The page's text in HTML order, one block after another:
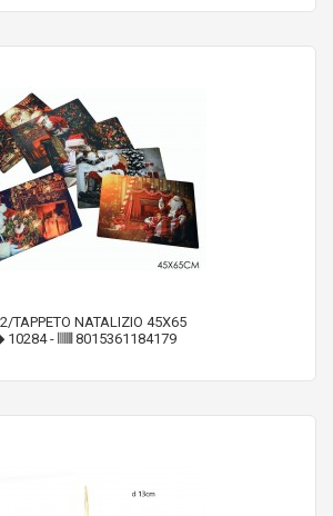
TAPPETO NATALIZIO 45X65
10284- 8015361184179